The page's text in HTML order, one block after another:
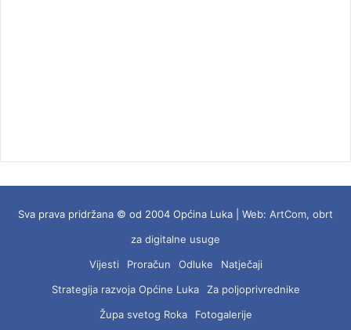
Sva prava pridržana © od 2004 Općina Luka | Web: ArtCom, obrt
za digitalne usuge
Vijesti
Proračun Odluke
Natječaji
Strategija razvoja Općine Luka
Za poljoprivrednike
Župa svetog Roka
Fotogalerije